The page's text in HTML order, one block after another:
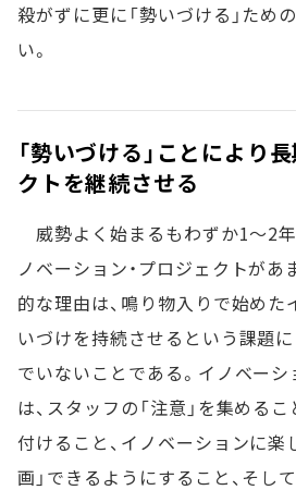
殺がずに更に「勢いづける」ため
い。
「勢いづける」ことにより
クトを継続させる
威勢よく始まるもわずか1～2
ノベーション・プロジェクトがあ
的な理由は、鳴り物入りで始め
いづけを持続させるという課題
でいないことである。イノベー
は、スタッフの「注意」を集めるこ
付けること、イノベーションに楽
画」できるようにすること、そして